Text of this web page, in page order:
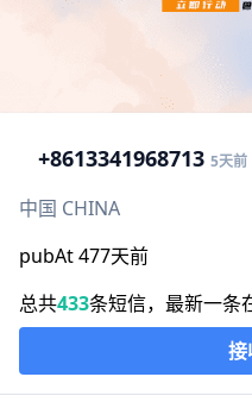
+8613341968713 5天前
中国 CHINA
pubAt 477天前
总共433条短信，最新一条
接